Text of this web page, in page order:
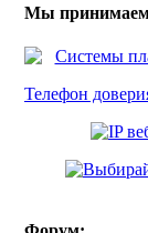
Мы принимаем
Телефон